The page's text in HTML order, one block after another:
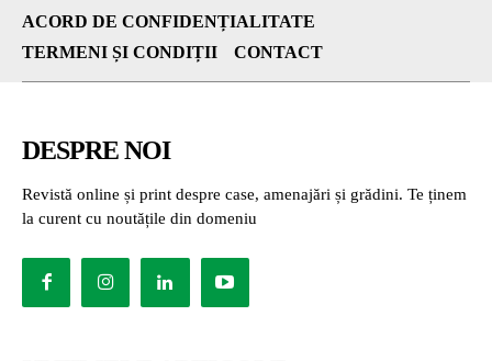
ACORD DE CONFIDENȚIALITATE
TERMENI ȘI CONDIȚII
CONTACT
DESPRE NOI
Revistă online și print despre case, amenajări și grădini. Te ținem
la curent cu noutățile din domeniu